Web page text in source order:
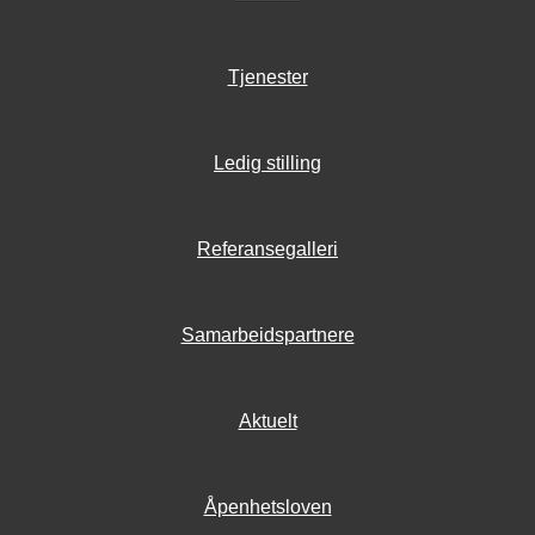
Tjenester
Ledig stilling
Referansegalleri
Samarbeidspartnere
Aktuelt
Åpenhetsloven